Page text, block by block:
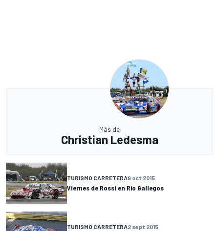
Más de
Christian Ledesma
TURISMO CARRETERA9 oct 2015
Viernes de Rossi en Río Gallegos
TURISMO CARRETERA2 sept 2015